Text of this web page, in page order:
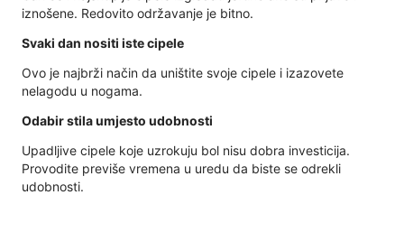
iznošene. Redovito održavanje je bitno.
Svaki dan nositi iste cipele
Ovo je najbrži način da uništite svoje cipele i izazovete
nelagodu u nogama.
Odabir stila umjesto udobnosti
Upadljive cipele koje uzrokuju bol nisu dobra investicija.
Provodite previše vremena u uredu da biste se odrekli
udobnosti.